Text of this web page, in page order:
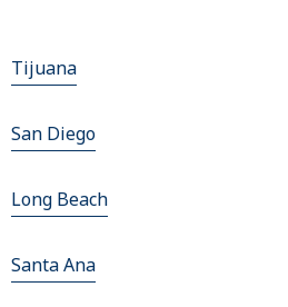
Tijuana
San Diego
Long Beach
Santa Ana